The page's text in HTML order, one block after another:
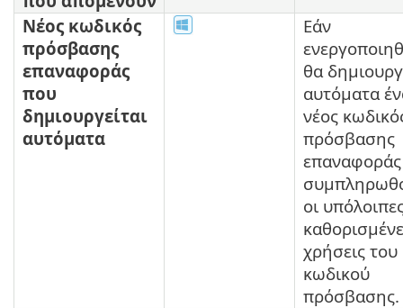
Νέος κωδικός
πρόσβασης
επαναφοράς
που
δημιουργείται
αυτόματα
Εάν
θα
αυτόματα
νέος
πρόσβασης
οι
χρήσεις του
κωδικού
πρόσβασης.